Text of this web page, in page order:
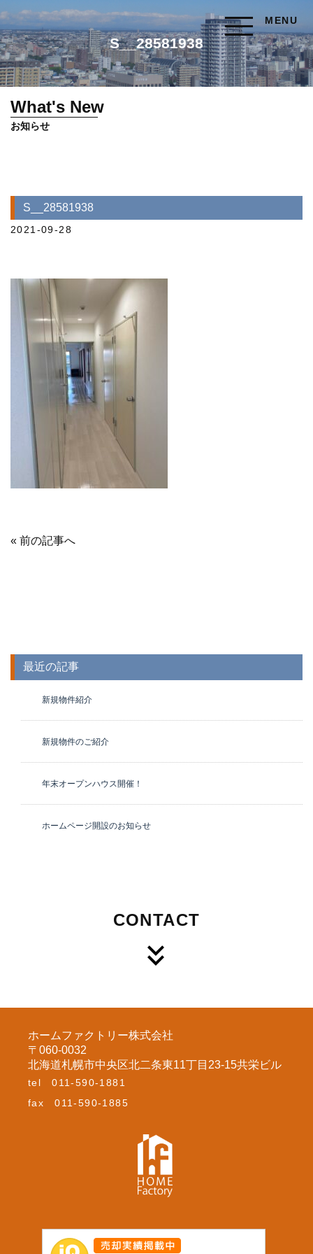
S__28581938
MENU
What's New
お知らせ
S__28581938
2021-09-28
« 前の記事へ
最近の記事
新規物件紹介
新規物件のご紹介
年末オープンハウス開催！
ホームページ開設のお知らせ
CONTACT
ホームファクトリー株式会社
〒060-0032
北海道札幌市中央区北二条東11丁目23-15共栄ビル
tel
011-590-1881
fax
011-590-1885